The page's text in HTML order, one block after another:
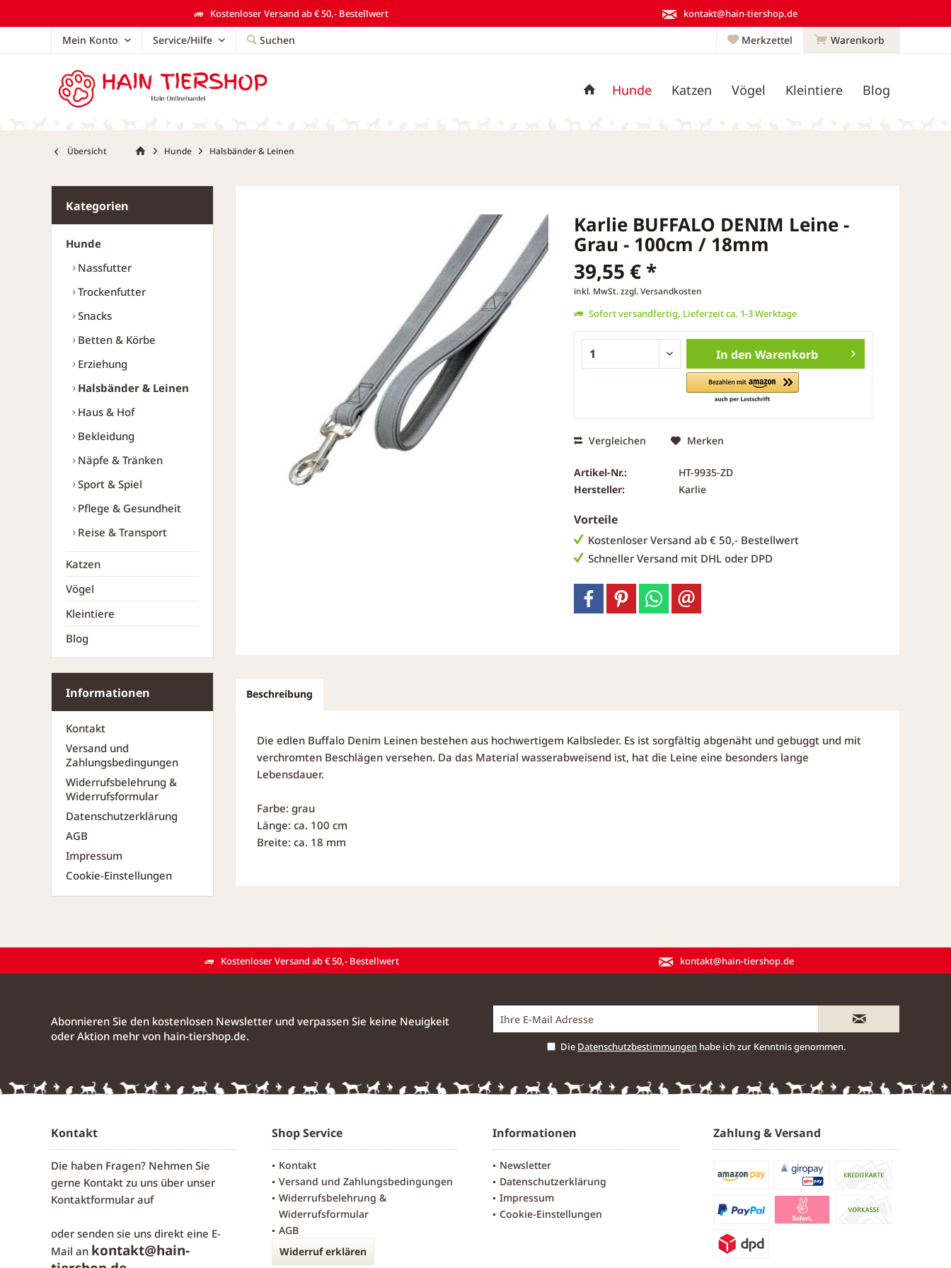
Kostenloser Versand ab € 50,- Bestellwert kontakt@hain-tiershop.de
Warenkorb
Merkzettel
Mein Konto Service/Hilfe Suchen
Hunde Katzen Vögel Kleintiere Blog
Übersicht Hunde Halsbänder & Leinen
Kategorien
Hunde
Nassfutter
Trockenfutter
Snacks
Betten & Körbe
Erziehung
Halsbänder & Leinen
Haus & Hof
Bekleidung
Näpfe & Tränken
Sport & Spiel
Pflege & Gesundheit
Reise & Transport
Katzen
Vögel
Kleintiere
Blog
Informationen
Kontakt
Versand und
Zahlungsbedingungen
Widerrufsbelehrung &
Widerrufsformular
Datenschutzerklärung
AGB
Impressum
Cookie-Einstellungen
Karlie BUFFALO DENIM Leine -
Grau - 100cm / 18mm
39,55 € *
inkl. MwSt.zzgl. Versandkosten
Sofort versandfertig, Lieferzeit ca. 1-3 Werktage
In den Warenkorb
Vergleichen Merken
Artikel-Nr.:
HT-9935-ZD
Hersteller:
Karlie
Vorteile
Kostenloser Versand ab € 50,- Bestellwert
Schneller Versand mit DHL oder DPD
Beschreibung
Die edlen Buffalo Denim Leinen bestehen aus hochwertigem Kalbsleder. Es ist sorgfältig abgenäht und gebuggt und mit
verchromten Beschlägen versehen. Da das Material wasserabweisend ist, hat die Leine eine besonders lange
Lebensdauer.
Farbe: grau
Länge: ca. 100 cm
Breite: ca. 18 mm
Kostenloser Versand ab € 50,- Bestellwert kontakt@hain-tiershop.de
Abonnieren Sie den kostenlosen Newsletter und verpassen Sie keine Neuigkeit
oder Aktion mehr von hain-tiershop.de.
Die Datenschutzbestimmungen habe ich zur Kenntnis genommen.
Kontakt
Die haben Fragen? Nehmen Sie
gerne Kontakt zu uns über unser
Kontaktformular auf
oder senden sie uns direkt eine E-
Mail an kontakt@hain-
Shop Service
Kontakt
Versand und Zahlungsbedingungen
Widerrufsbelehrung &
Widerrufsformular
AGB
Widerruf erklären
Informationen
Newsletter
Datenschutzerklärung
Impressum
Cookie-Einstellungen
Zahlung & Versand